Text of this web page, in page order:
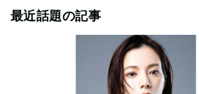
最近話題の記事